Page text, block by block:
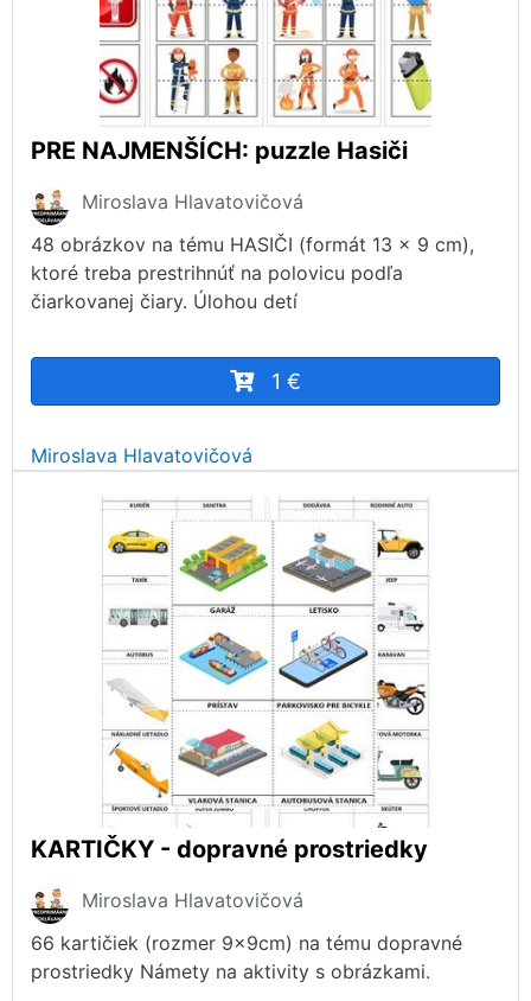
PRE NAJMENŠÍCH: puzzle Hasiči
Miroslava Hlavatovičová
48 obrázkov na tému HASIČI (formát 13 x 9 cm),
ktoré treba prestrihnúť na polovicu podľa
čiarkovanej čiary. Úlohou detí
1 €
Miroslava Hlavatovičová
KARTIČKY - dopravné prostriedky
Miroslava Hlavatovičová
66 kartičiek (rozmer 9x9cm) na tému dopravné
prostriedky Námety na aktivity s obrázkami.